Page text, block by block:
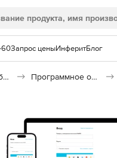
60Запрос ценыИнферитБлог
Антивирусы и безопасность Программное обеспечение для контроля доступа